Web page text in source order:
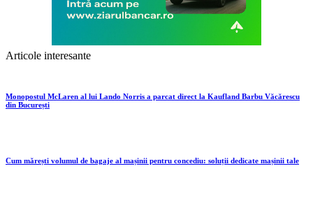
Articole interesante
Monopostul McLaren al lui Lando Norris a parcat direct la Kaufland Barbu Văcărescu
din București
Cum mărești volumul de bagaje al mașinii pentru concediu: soluții dedicate mașinii tale